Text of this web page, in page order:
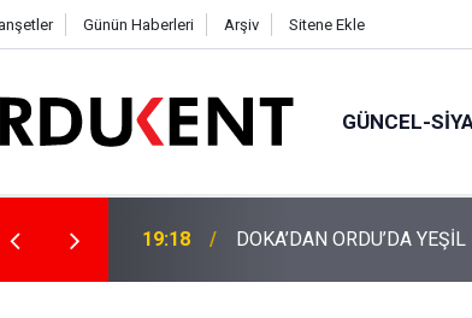
Günün Haberleri Arşiv Sitene Ekle
GÜNCEL-
DESTEK 12:46 YENİ PARTİ’NİN